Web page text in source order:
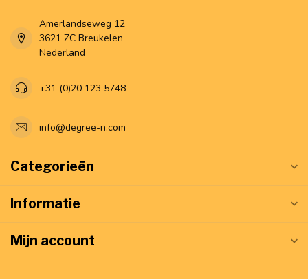
Amerlandseweg 12
3621 ZC Breukelen
Nederland
+31 (0)20 123 5748
info@degree-n.com
Categorieën
Informatie
Mijn account